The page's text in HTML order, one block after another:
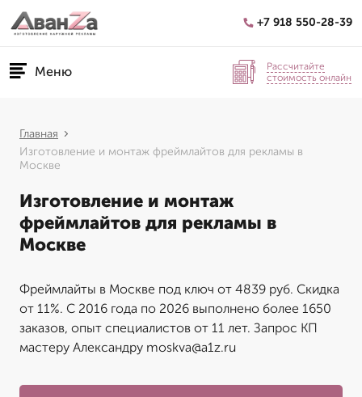
+7 918 550-28-39
Меню
Рассчитайте
стоимость онлайн
Главная
Изготовление и монтаж фреймлайтов для рекламы в
Москве
Изготовление и монтаж
фреймлайтов для рекламы в
Москве
Фреймлайты в Москве под ключ от 4839 руб. Скидка
от 11%. С 2016 года по 2026 выполнено более 1650
заказов, опыт специалистов от 11 лет. Запрос КП
мастеру Александру moskva@a1z.ru